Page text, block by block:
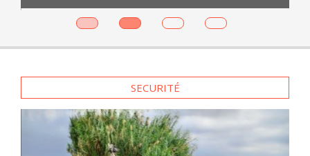
SECURITÉ